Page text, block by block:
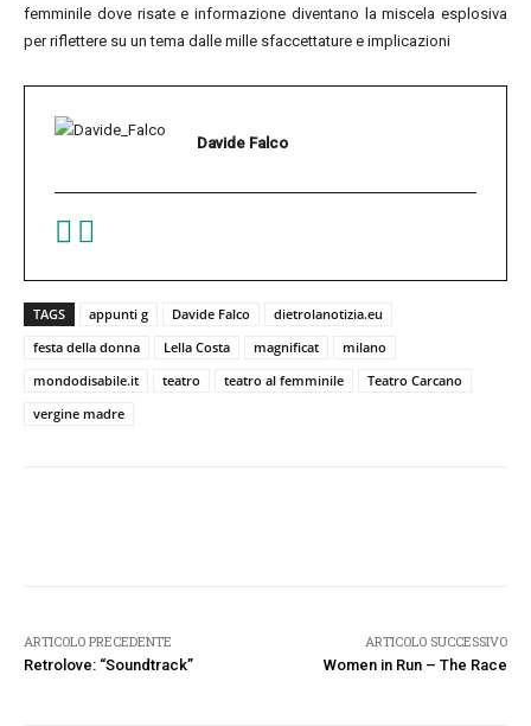
femminile dove risate e informazione diventano la miscela esplosiva
per riflettere su un tema dalle mille sfaccettature e implicazioni
Davide Falco
TAGS appunti g Davide Falco
dietrolanotizia.eu
festa della donna
Lella Costa magnificat
milano
mondodisabile.it
teatro teatro al femminile
Teatro Carcano
vergine madre
ARTICOLO PRECEDENTE
Retrolove: “Soundtrack”
ARTICOLO SUCCESSIVO
Women in Run – The Race